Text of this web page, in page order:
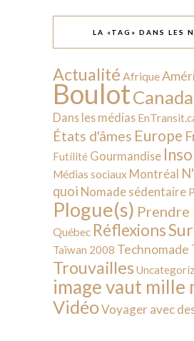
LA «TAG» DANS LES
Actualité Afrique
BoulotCanada
Dans les médias
États d'âmes Europe
Futilité Gourmandise
Médias sociaux Montréal
quoi Nomade sédentaire
Plogue(s) Prendre
Québec Réflexions
Taïwan 2008 Technomade
Trouvailles
image vaut mille
VidéoVoyager avec